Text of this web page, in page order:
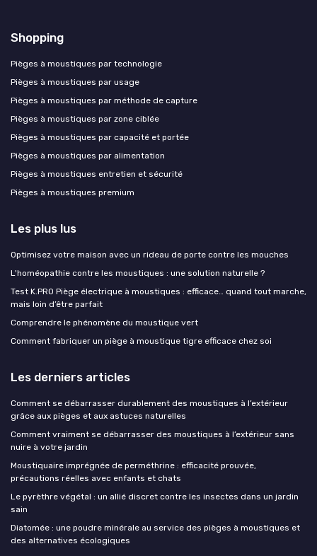
Shopping
Pièges à moustiques par technologie
Pièges à moustiques par usage
Pièges à moustiques par méthode de capture
Pièges à moustiques par zone ciblée
Pièges à moustiques par capacité et portée
Pièges à moustiques par alimentation
Pièges à moustiques entretien et sécurité
Pièges à moustiques premium
Les plus lus
Optimisez votre maison avec un rideau de porte contre les mouches
L'homéopathie contre les moustiques : une solution naturelle ?
Test K.PRO Piège électrique à moustiques : efficace… quand tout marche,
mais loin d’être parfait
Comprendre le phénomène du moustique vert
Comment fabriquer un piège à moustique tigre efficace chez soi
Les derniers articles
Comment se débarrasser durablement des moustiques à l’extérieur
grâce aux pièges et aux astuces naturelles
Comment vraiment se débarrasser des moustiques à l’extérieur sans
nuire à votre jardin
Moustiquaire imprégnée de perméthrine : efficacité prouvée,
précautions réelles avec enfants et chats
Le pyrèthre végétal : un allié discret contre les insectes dans un jardin
sain
Diatomée : une poudre minérale au service des pièges à moustiques et
des alternatives écologiques